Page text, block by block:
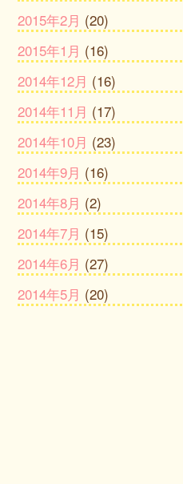
2015年2月 (20)
2015年1月 (16)
2014年12月 (16)
2014年11月 (17)
2014年10月 (23)
2014年9月 (16)
2014年8月 (2)
2014年7月 (15)
2014年6月 (27)
2014年5月 (20)